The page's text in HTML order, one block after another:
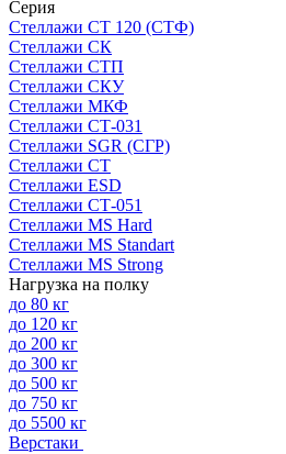
Серия
Стеллажи СТ 120 (СТФ)
Стеллажи СК
Стеллажи СТП
Стеллажи СКУ
Стеллажи МКФ
Стеллажи СТ-031
Стеллажи SGR (СГР)
Стеллажи СТ
Стеллажи ESD
Стеллажи СТ-051
Стеллажи MS Hard
Стеллажи MS Standart
Стеллажи MS Strong
Нагрузка на полку
до 80 кг
до 120 кг
до 200 кг
до 300 кг
до 500 кг
до 750 кг
до 5500 кг
Верстаки